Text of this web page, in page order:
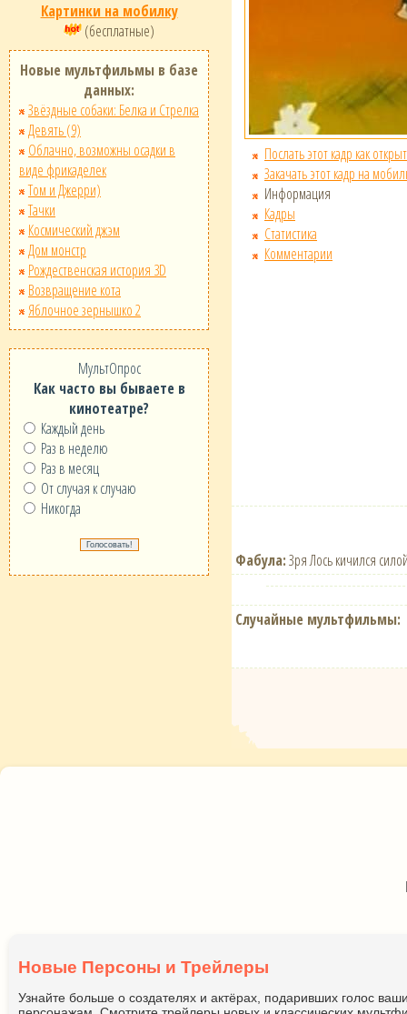
Картинки на мобилку
(бесплатные)
Новые мультфильмы в базе
данных:
Звёздные собаки: Белка и Стрелка
Девять (9)
Облачно, возможны осадки в
виде фрикаделек
Том и Джерри)
Тачки
Космический джэм
Дом монстр
Рождественская история 3D
Возвращение кота
Яблочное зернышко 2
МультОпрос
Как часто вы бываете в
кинотеатре?
Каждый день
Раз в неделю
Раз в месяц
От случая к случаю
Никогда
Послать этот кадр как
Закачать этот кадр на
Информация
Кадры
Статистика
Комментарии
Фабула:Зря Лось кичился
Случайные мультфильмы:
Новые Персоны и Трейлеры
Узнайте больше о создателях и актёрах, подаривших голос